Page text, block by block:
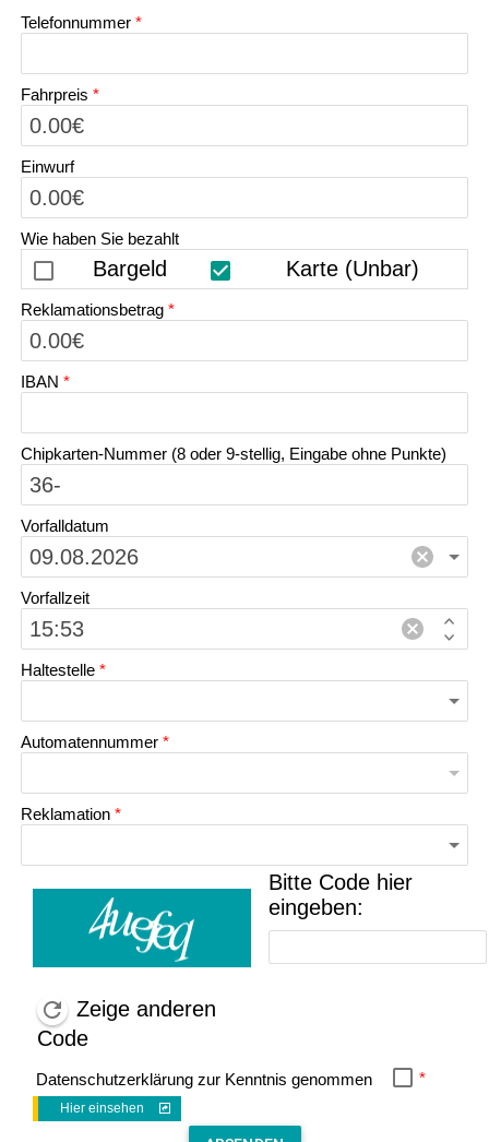
Telefonnummer *
Fahrpreis *
Einwurf
Wie haben Sie bezahlt
Bargeld Karte (Unbar)
Reklamationsbetrag *
IBAN *
Chipkarten-Nummer (8 oder 9-stellig, Eingabe ohne Punkte)
Vorfalldatum
Vorfallzeit
Haltestelle *
Automatennummer *
Reklamation *
Bitte Code hier
eingeben:
Zeige anderen
Code
Datenschutzerklärung zur Kenntnis genommen *
Hier einsehen